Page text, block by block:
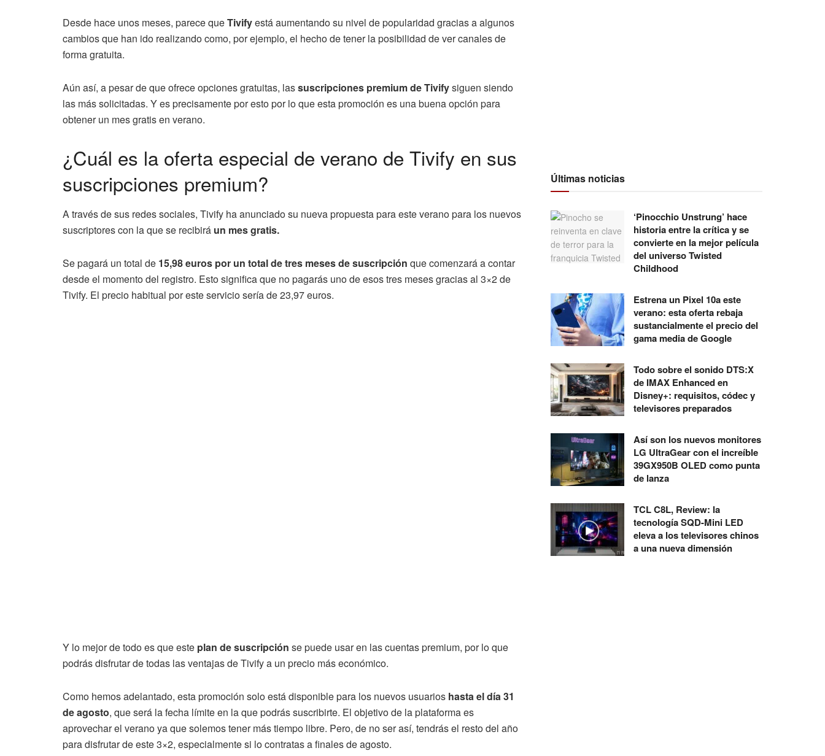
Desde hace unos meses, parece queTivifyestá aumentando su nivel de popularidad gracias a algunos
cambios que han ido realizando como, por ejemplo, el hecho de tener la posibilidad de ver canales de
forma gratuita.
Aún así, a pesar de que ofrece opciones gratuitas, lassuscripciones premium de Tivifysiguen siendo
las más solicitadas. Y es precisamente por esto por lo que esta promoción es una buena opción para
obtener un mes gratis en verano.
¿Cuál es la oferta especial de verano de Tivify en sus
suscripciones premium?
A través de sus redes sociales, Tivify ha anunciado su nueva propuesta para este verano para los nuevos
suscriptores con la que se recibirá un mes gratis.
Se pagará un total de 15,98 euros por un total de tres meses de suscripción que comenzará a contar
desde el momento del registro. Esto significa que no pagarás uno de esos tres meses gracias al 3×2 de
Tivify. El precio habitual por este servicio sería de 23,97 euros.
Y lo mejor de todo es que este plan de suscripción se puede usar en las cuentas premium, por lo que
podrás disfrutar de todas las ventajas de Tivify a un precio más económico.
Como hemos adelantado, esta promoción solo está disponible para los nuevos usuarios hasta el día 31
de agosto, que será la fecha límite en la que podrás suscribirte. El objetivo de la plataforma es
aprovechar el verano ya que solemos tener más tiempo libre. Pero, de no ser así, tendrás el resto del año
para disfrutar de este 3×2, especialmente si lo contratas a finales de agosto.
Últimas noticias
‘Pinocchio Unstrung’ hace
historia entre la crítica y se
convierte en la mejor película
del universo Twisted
Childhood
Estrena un Pixel 10a este
verano: esta oferta rebaja
sustancialmente el precio del
gama media de Google
Todo sobre el sonido DTS:X
de IMAX Enhanced en
Disney+: requisitos, códec y
televisores preparados
Así son los nuevos monitores
LG UltraGear con el increíble
39GX950B OLED como punta
de lanza
TCL C8L, Review: la
tecnología SQD-Mini LED
eleva a los televisores chinos
a una nueva dimensión